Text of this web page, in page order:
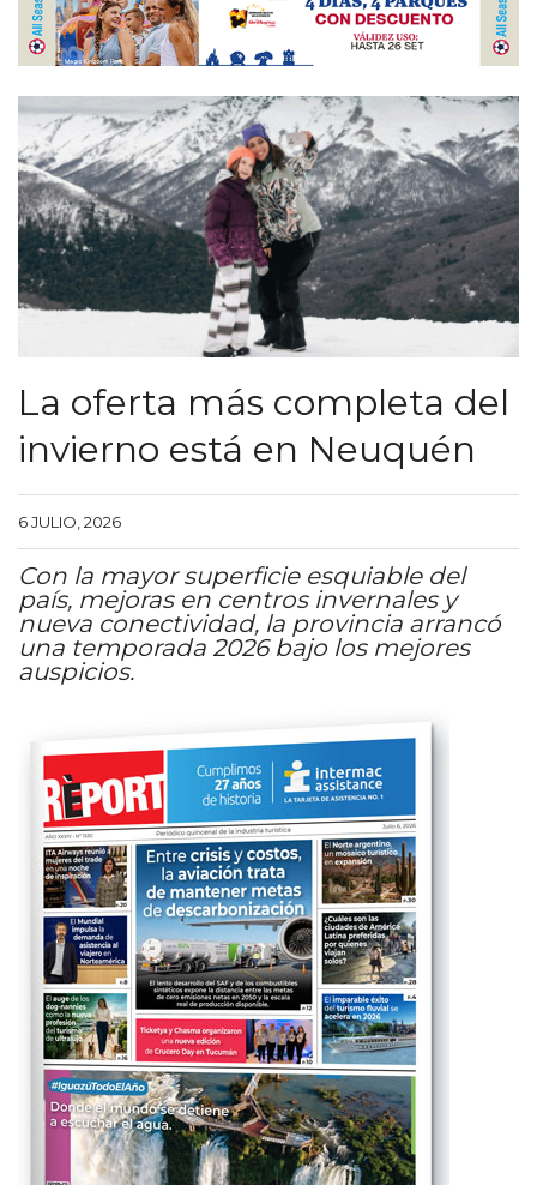
La oferta más completa del
invierno está en Neuquén
6 JULIO, 2026
Con la mayor superficie esquiable del
país, mejoras en centros invernales y
nueva conectividad, la provincia arrancó
una temporada 2026 bajo los mejores
auspicios.